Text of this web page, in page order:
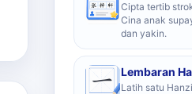
Cipta tertib
Cina anak
dan yakin.
Lembaran
Latih satu